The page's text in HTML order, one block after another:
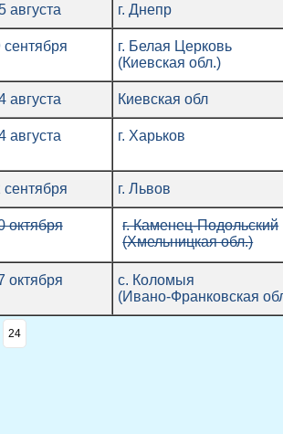
августа г. Днепр
сентября
г. Белая Церковь
(Киевская обл.)
августа Киевская обл
августа г. Харьков
сентября г. Львов
октября
г. Каменец-Подольский
(Хмельницкая обл.)
октября
с. Коломыя
(Ивано-Франковская
24